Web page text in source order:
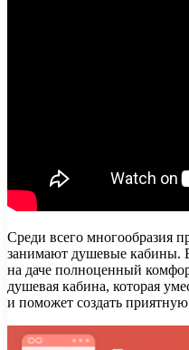
Среди всего многообразия
занимают душевые кабины.
на даче полноценный
душевая кабина, которая
и поможет создать